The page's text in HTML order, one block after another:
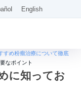
English
すめ粉瘤治療について徹底
なポイント
に知ってお